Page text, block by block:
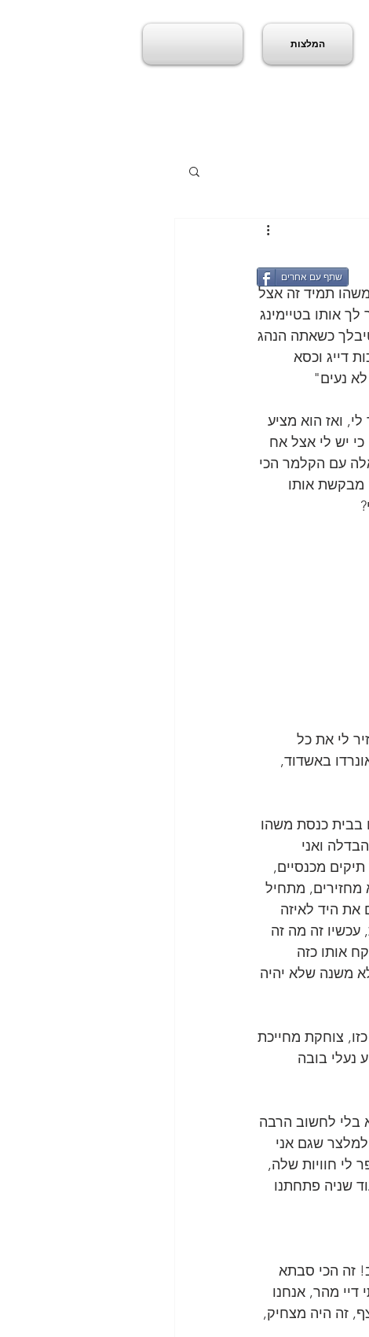
המלצות
תמיד זה אצל
לך" אחריי 4 שנים הוא מחזיר לך אותו בטיימינג
כשאתה הנהג
דייג וכסא
נעים"
ואז הוא מציע
כי יש לי אצל אח
עם הקלמר הכי
מבקשת אותו
לי את כל
באשדוד,
בבית כנסת משהו
ואני
מכנסיים,
מחזירים, מתחיל
את היד לאיזה
עכשיו זה מה זה
אותו כזה
משנה שלא יהיה
צוחקת מחייכת
נעלי בובה
בלי לחשוב הרבה
למלצר שגם אני
לי חוויות שלה,
שניה פתחתנו
זה הכי סבתא
מהר, אנחנו
זה היה מצחיק,
שתף עם אחרים